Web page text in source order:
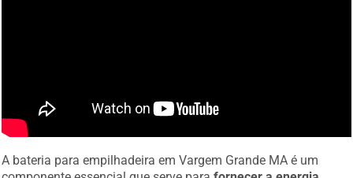
A bateria para empilhadeira em Vargem Grande MA é um